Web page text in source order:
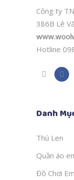
Công ty
386B Lê
Hotline
Danh
Thú Len
Quần áo
Đồ Chơi